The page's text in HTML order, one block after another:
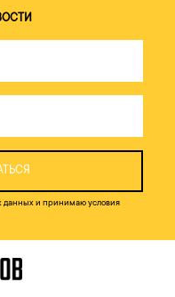
данных и принимаю условия